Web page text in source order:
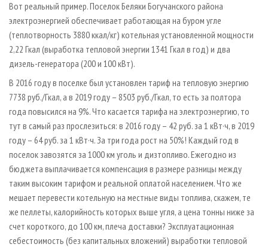
Вот реальный пример. Поселок Беляки Богучанского района
электроэнергией обеспечивает работающая на буром угле
(теплотворность 3880 ккал/кг) котельная установленной мощности
2,22 Гкал (выработка тепловой энергии 1341 Гкал в год) и два
дизель-генератора (200 и 100 кВт).
В 2016 году в поселке был установлен тариф на тепловую энергию
7738 руб./Гкал, а в 2019 году – 8503 руб./Гкал, то есть за полтора
года повысился на 9%. Что касается тарифа на электроэнергию, то
тут в самый раз прослезиться: в 2016 году – 42 руб. за 1 кВт·ч, в 2019
году – 64 руб. за 1 кВт·ч. За три года рост на 50%! Каждый год в
поселок завозятся за 1000 км уголь и дизтопливо. Ежегодно из
бюджета выплачивается компенсация в размере разницы между
таким высоким тарифом и реальной оплатой населением. Что же
мешает перевести котельную на местные виды топлива, скажем, те
же пеллеты, калорийность которых выше угля, а цена тонны ниже за
счет короткого, до 100 км, плеча доставки? Эксплуатационная
себестоимость (без капитальных вложений) выработки тепловой